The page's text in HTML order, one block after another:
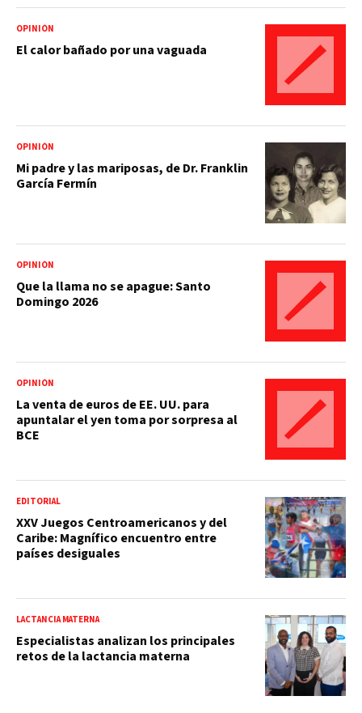
OPINIÓN
El calor bañado por una vaguada
OPINIÓN
Mi padre y las mariposas, de Dr. Franklin
García Fermín
OPINIÓN
Que la llama no se apague: Santo
Domingo 2026
OPINIÓN
La venta de euros de EE. UU. para
apuntalar el yen toma por sorpresa al
BCE
EDITORIAL
XXV Juegos Centroamericanos y del
Caribe: Magnífico encuentro entre
países desiguales
LACTANCIA MATERNA
Especialistas analizan los principales
retos de la lactancia materna